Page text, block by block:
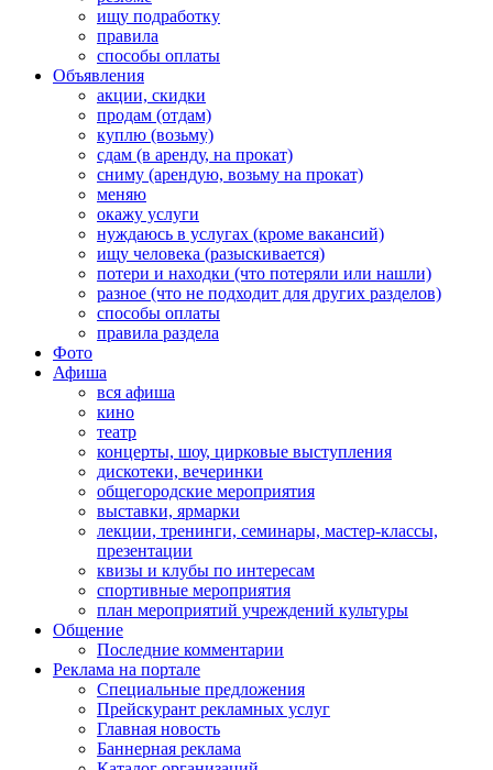
ищу подработку
правила
способы оплаты
Объявления
акции, скидки
продам (отдам)
куплю (возьму)
сдам (в аренду, на прокат)
сниму (арендую, возьму на прокат)
меняю
окажу услуги
нуждаюсь в услугах (кроме вакансий)
ищу человека (разыскивается)
потери и находки (что потеряли или нашли)
разное (что не подходит для других разделов)
способы оплаты
правила раздела
Фото
Афиша
вся афиша
кино
театр
концерты, шоу, цирковые выступления
дискотеки, вечеринки
общегородские мероприятия
выставки, ярмарки
лекции, тренинги, семинары, мастер-классы,
презентации
квизы и клубы по интересам
спортивные мероприятия
план мероприятий учреждений культуры
Общение
Последние комментарии
Реклама на портале
Специальные предложения
Прейскурант рекламных услуг
Главная новость
Баннерная реклама